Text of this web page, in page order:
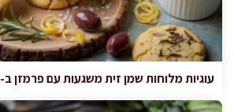
עוגיות מלוחות שמן זית משגעות עם פרמזן ב-25 דקות